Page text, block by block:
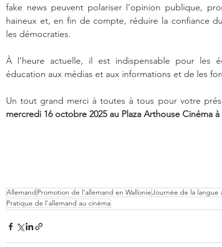
fake news peuvent polariser l’opinion publique,
haineux et, en fin de compte, réduire la confiance
les démocraties.
À l’heure actuelle, il est indispensable pour les
éducation aux médias et aux informations et de les
mercredi 16 octobre 2025 au Plaza Arthouse Cinéma
Allemand Promotion de l'allemand en WallonieJournée de la langue
Pratique de l'allemand au cinéma